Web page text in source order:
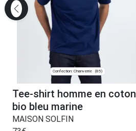
Confection: Chanverrie (85)
Tee-shirt homme en coton
bio bleu marine
MAISON SOLFIN